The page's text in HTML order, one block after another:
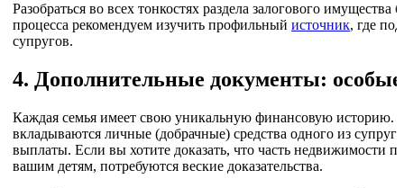
Разобраться во всех тонкостях раздела залогового
процесса рекомендуем изучить профильный источник, где
супругов.
4. Дополнительные документы:
Каждая семья имеет свою уникальную финансовую историю.
вкладываются личные (добрачные) средства одного из
выплаты. Если вы хотите доказать, что часть недвижимости
вашим детям, потребуются веские доказательства.